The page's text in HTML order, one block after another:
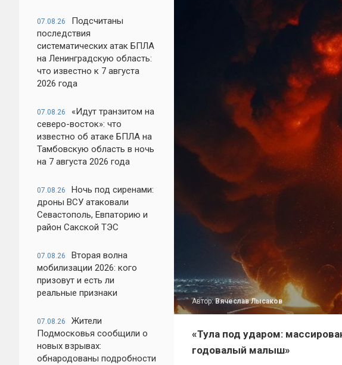
07.08.26
Подсчитаны
последствия
систематических атак БПЛА
на Ленинградскую область:
что известно к 7 августа
2026 года
07.08.26
«Идут транзитом на
северо-восток»: что
известно об атаке БПЛА на
Тамбовскую область в ночь
на 7 августа 2026 года
07.08.26
Ночь под сиренами:
дроны ВСУ атаковали
Севастополь, Евпаторию и
район Сакской ТЭС
07.08.26
Вторая волна
мобилизации 2026: кого
призовут и есть ли
реальные признаки
07.08.26
Жители
Подмосковья сообщили о
новых взрывах:
обнародованы подробности
Автор:Вячеслав Лысаков
«Тула под ударом:
годовалый малыш»